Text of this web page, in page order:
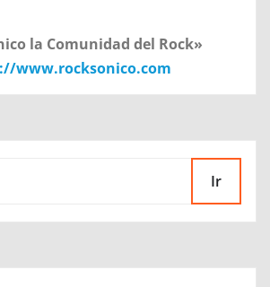
la Comunidad del Rock»
www.rocksonico.com
Ir